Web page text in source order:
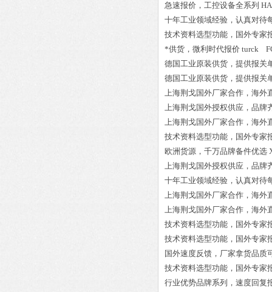
急速报价，工控设备全系列
十年工业领域经验，认真对待
技术资料选型功能，国外专家
*供货，微利时代报价 turck
德国工业原装供货，提供报关
德国工业原装供货，提供报关
上海荆戈国外厂家合作，海外
上海荆戈国外授权供应，品牌
上海荆戈国外厂家合作，海外
技术资料选型功能，国外专家
欧洲货源，千万品牌备件优选
上海荆戈国外授权供应，品牌
十年工业领域经验，认真对待
上海荆戈国外厂家合作，海外
上海荆戈国外厂家合作，海外
技术资料选型功能，国外专家
技术资料选型功能，国外专家
国外速度反馈，厂家拿货品质
技术资料选型功能，国外专家
行业优势品牌系列，速度回复